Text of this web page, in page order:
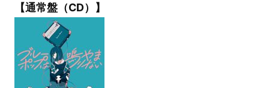
【通常盤（CD）】